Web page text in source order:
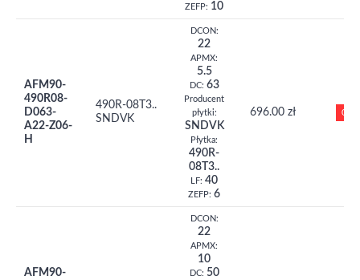
ZEFP: 10
AFM90-
490R08-
D063-
A22-Z06-
H
490R-08T3..
SNDVK
DCON:
22
APMX:
5.5
DC: 63
Producent
płytki:
SNDVK
Płytka:
490R-
08T3..
LF: 40
ZEFP: 6
696.00 zł 0
AFM90-
DCON:
22
APMX:
10
DC: 50